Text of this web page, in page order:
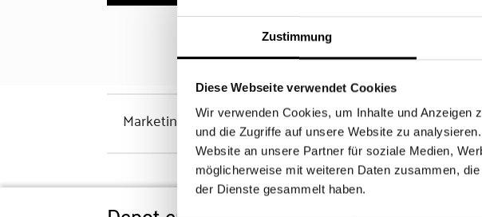
Zustimmung
Diese Webseite verwendet Cookies
Wir verwenden Cookies, um Inhalte und Anzeigen
und die Zugriffe auf unsere Website zu
Website an unsere Partner für soziale Medien,
möglicherweise mit weiteren Daten zusammen,
der Dienste gesammelt haben.
Marketinghinweis